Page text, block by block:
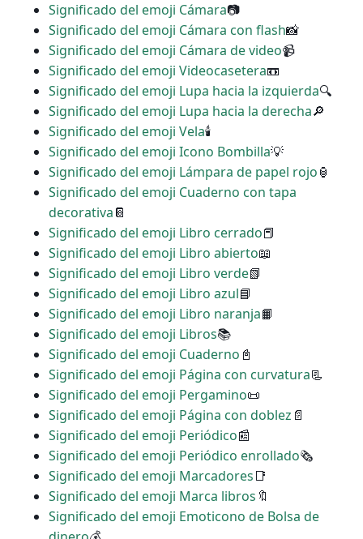
Significado del emoji Cámara📷
Significado del emoji Cámara con flash📸
Significado del emoji Cámara de video📹
Significado del emoji Videocasetera📼
Significado del emoji Lupa hacia la izquierda🔍
Significado del emoji Lupa hacia la derecha🔎
Significado del emoji Vela🕯
Significado del emoji Icono Bombilla💡
Significado del emoji Lámpara de papel rojo🏮
Significado del emoji Cuaderno con tapa
decorativa📔
Significado del emoji Libro cerrado📕
Significado del emoji Libro abierto📖
Significado del emoji Libro verde📗
Significado del emoji Libro azul📘
Significado del emoji Libro naranja📙
Significado del emoji Libros📚
Significado del emoji Cuaderno 📓
Significado del emoji Página con curvatura📃
Significado del emoji Pergamino📜
Significado del emoji Página con doblez 📄
Significado del emoji Periódico📰
Significado del emoji Periódico enrollado🗞
Significado del emoji Marcadores📑
Significado del emoji Marca libros 🔖
Significado del emoji Emoticono de Bolsa de